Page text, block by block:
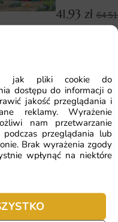
jak pliki cookie do
dostępu do informacji o
jakość przeglądania i
reklamy. Wyrażenie
nam przetwarzanie
przeglądania lub
Brak wyrażenia zgody
wpłynąć na niektóre
na ścianę, a pasy
jest czysty, a efekt
który nie znudzi się
dopracowanie każdego
ścianę
41.93 zł
Najniższa cena
zakupie. Ale jeżeli
zadawane pytania.